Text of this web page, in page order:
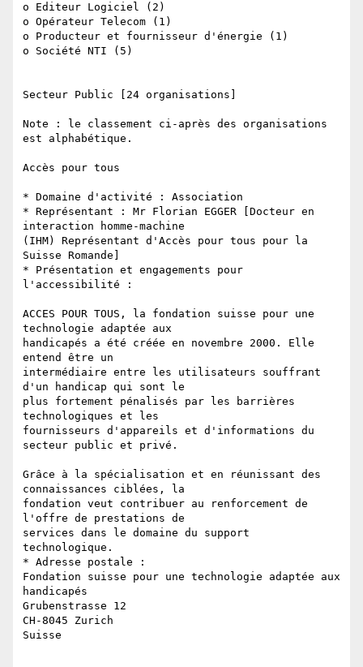
o Editeur Logiciel (2)
o Opérateur Telecom (1)
o Producteur et fournisseur d'énergie (1)
o Société NTI (5)
Secteur Public [24 organisations]
Note : le classement ci-après des organisations
est alphabétique.
Accès pour tous
* Domaine d'activité : Association
* Représentant : Mr Florian EGGER [Docteur en
interaction homme-machine
(IHM) Représentant d'Accès pour tous pour la
Suisse Romande]
* Présentation et engagements pour
l'accessibilité :
ACCES POUR TOUS, la fondation suisse pour une
technologie adaptée aux
handicapés a été créée en novembre 2000. Elle
entend être un
intermédiaire entre les utilisateurs souffrant
d'un handicap qui sont le
plus fortement pénalisés par les barrières
technologiques et les
fournisseurs d'appareils et d'informations du
secteur public et privé.
Grâce à la spécialisation et en réunissant des
connaissances ciblées, la
fondation veut contribuer au renforcement de
l'offre de prestations de
services dans le domaine du support
technologique.
* Adresse postale :
Fondation suisse pour une technologie adaptée aux
handicapés
Grubenstrasse 12
CH-8045 Zurich
Suisse